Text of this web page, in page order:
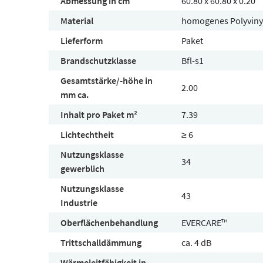
Material
homogenes
Lieferform
Paket
Brandschutzklasse
Bfl-s1
Gesamtstärke/-höhe in
mm ca.
2.00
Inhalt pro Paket m²
7.39
Lichtechtheit
≥ 6
Nutzungsklasse
gewerblich
34
Nutzungsklasse
Industrie
43
Oberflächenbehandlung
EVERCARE™
Trittschalldämmung
ca. 4 dB